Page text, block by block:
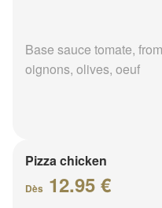
Base sauce tomate,
oignons, olives, oeuf
Pizza chicken
Dès 12.95 €